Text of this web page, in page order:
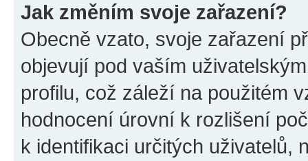
Jak změním svoje zařazení?
Obecně vzato, svoje zařazení
objevují pod vaším
profilu, což záleží na použitém
hodnocení úrovní k rozlišení
k identifikaci určitých uživatelů,